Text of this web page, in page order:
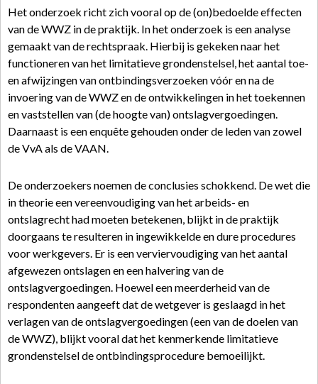
Het onderzoek richt zich vooral op de (on)bedoelde effecten
van de WWZ in de praktijk. In het onderzoek is een analyse
gemaakt van de rechtspraak. Hierbij is gekeken naar het
functioneren van het limitatieve grondenstelsel, het aantal toe-
en afwijzingen van ontbindingsverzoeken vóór en na de
invoering van de WWZ en de ontwikkelingen in het toekennen
en vaststellen van (de hoogte van) ontslagvergoedingen.
Daarnaast is een enquête gehouden onder de leden van zowel
de VvA als de VAAN.
De onderzoekers noemen de conclusies schokkend. De wet die
in theorie een vereenvoudiging van het arbeids- en
ontslagrecht had moeten betekenen, blijkt in de praktijk
doorgaans te resulteren in ingewikkelde en dure procedures
voor werkgevers. Er is een verviervoudiging van het aantal
afgewezen ontslagen en een halvering van de
ontslagvergoedingen. Hoewel een meerderheid van de
respondenten aangeeft dat de wetgever is geslaagd in het
verlagen van de ontslagvergoedingen (een van de doelen van
de WWZ), blijkt vooral dat het kenmerkende limitatieve
grondenstelsel de ontbindingsprocedure bemoeilijkt.